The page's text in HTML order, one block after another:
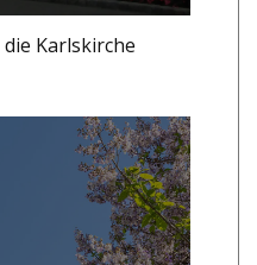
Karlskirche